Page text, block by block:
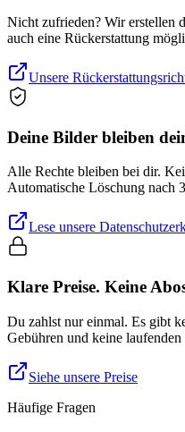
Nicht zufrieden? Wir erstellen
auch eine Rückerstattung
Unsere
Deine Bilder bleiben
Alle Rechte bleiben bei dir.
Automatische Löschung nach
Lese unsere
Klare Preise. Keine
Du zahlst nur einmal. Es gibt
Gebühren und keine laufenden
Siehe unsere Preise
Häufige Fragen